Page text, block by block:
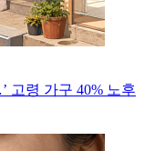
고령 가구 40% 노후